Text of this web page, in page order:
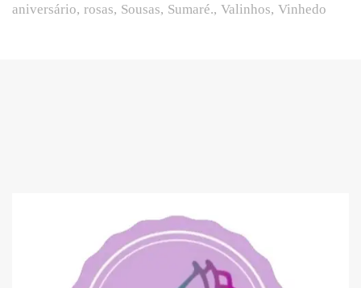
aniversário rosas Sousas Sumaré. Valinhos Vinhedo